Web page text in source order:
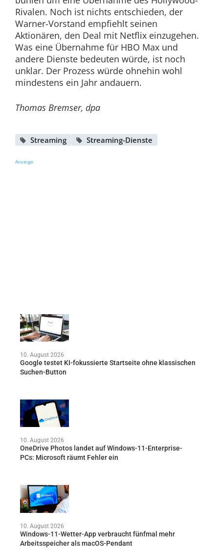
Rivalen. Noch ist nichts entschieden, der
Warner-Vorstand empfiehlt seinen
Aktionären, den Deal mit Netflix einzugehen.
Was eine Übernahme für HBO Max und
andere Dienste bedeuten würde, ist noch
unklar. Der Prozess würde ohnehin wohl
mindestens ein Jahr andauern.
Thomas Bremser, dpa
Streaming Streaming-Dienste
Anzeige
10. August 2026
Google testet KI-fokussierte Startseite ohne klassischen
Suchen-Button
10. August 2026
OneDrive Photos landet auf Windows-11-Enterprise-
PCs: Microsoft räumt Fehler ein
10. August 2026
Windows-11-Wetter-App verbraucht fünfmal mehr
Arbeitsspeicher als macOS-Pendant